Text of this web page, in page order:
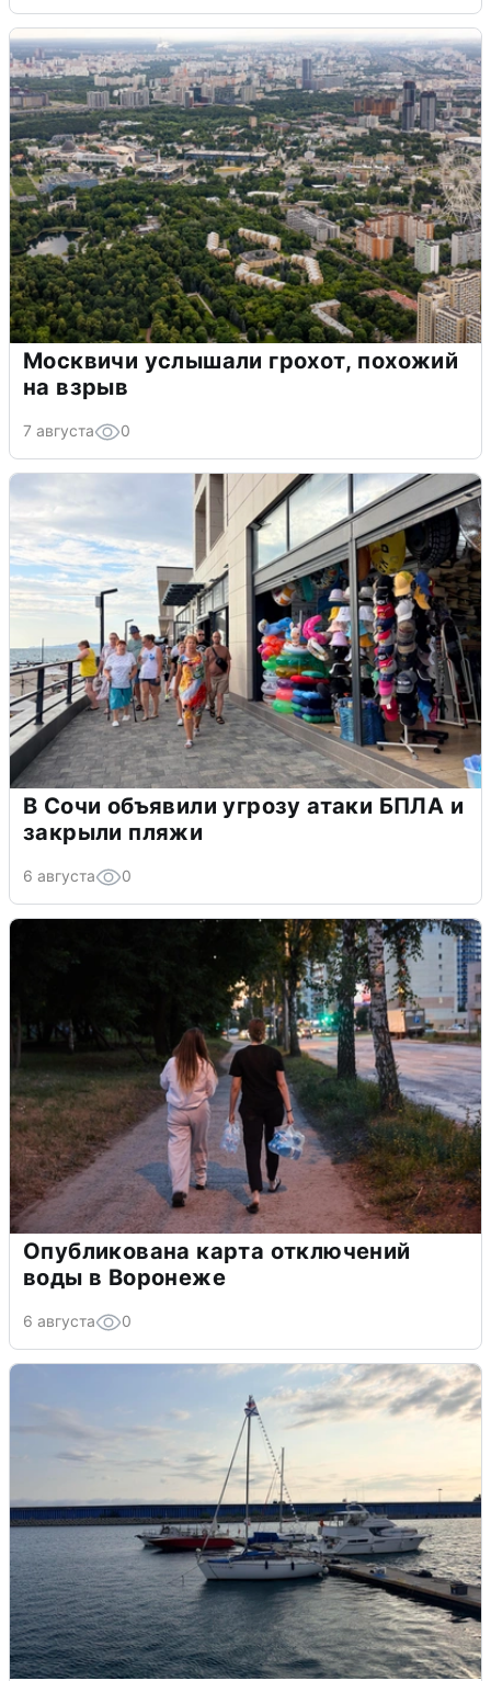
Москвичи услышали грохот, похожий
на взрыв
7 августа 0
В Сочи объявили угрозу атаки БПЛА и
закрыли пляжи
6 августа 0
Опубликована карта отключений
воды в Воронеже
6 августа 0